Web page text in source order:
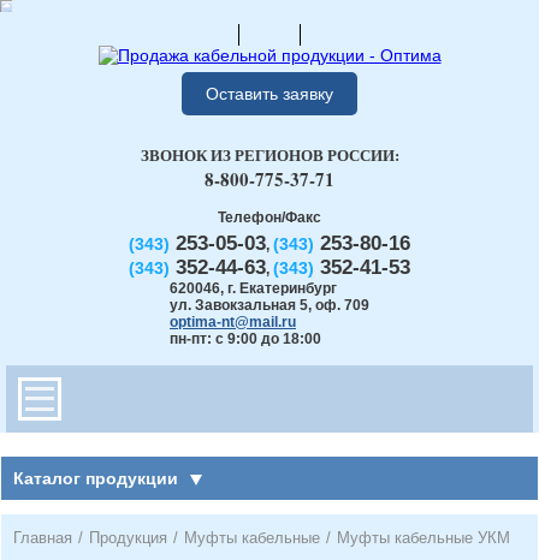
Оставить заявку
Телефон/Факс
(343) 253-05-03, (343) 253-80-16
(343) 352-44-63, (343) 352-41-53
620046, г. Екатеринбург
ул. Завокзальная 5, оф. 709
optima-nt@mail.ru
пн-пт: с 9:00 до 18:00
ЗВОНОК ИЗ РЕГИОНОВ РОССИИ:
8-800-775-37-71
Каталог продукции
Главная / Продукция / Муфты кабельные / Муфты кабельные УКМ